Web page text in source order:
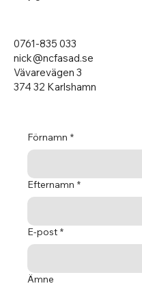
Förnamn *
Efternamn *
E-post *
Ämne
0761-835 033
nick@ncfasad.se
Vävarevägen 3
374 32 Karlshamn